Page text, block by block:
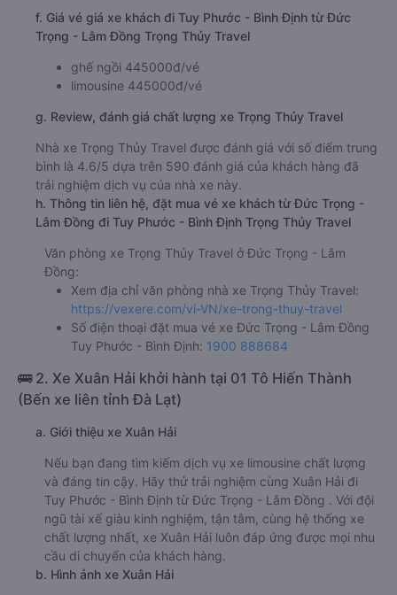
f. Giá vé giá xe khách đi Tuy Phước - Bình Định từ Đức
Trọng - Lâm Đồng Trọng Thủy Travel
ghế ngồi 445000đ/vé
limousine 445000đ/vé
g. Review, đánh giá chất lượng xe Trọng Thủy Travel
Nhà xe Trọng Thủy Travel được đánh giá với số điểm trung
bình là 4.6/5 dựa trên 590 đánh giá của khách hàng đã
trải nghiệm dịch vụ của nhà xe này.
h. Thông tin liên hệ, đặt mua vé xe khách từ Đức Trọng -
Lâm Đồng đi Tuy Phước - Bình Định Trọng Thủy Travel
Văn phòng xe Trọng Thủy Travel ở Đức Trọng - Lâm
Đồng:
Xem địa chỉ văn phòng nhà xe Trọng Thủy Travel:
https://vexere.com/vi-VN/xe-trong-thuy-travel
Số điện thoại đặt mua vé xe Đức Trọng - Lâm Đồng
Tuy Phước - Bình Định: 1900 888684
🚌 2. Xe Xuân Hải khởi hành tại 01 Tô Hiến Thành
(Bến xe liên tỉnh Đà Lạt)
a. Giới thiệu xe Xuân Hải
Nếu bạn đang tìm kiếm dịch vụ xe limousine chất lượng
và đáng tin cậy. Hãy thử trải nghiệm cùng Xuân Hải đi
Tuy Phước - Bình Định từ Đức Trọng - Lâm Đồng . Với đội
ngũ tài xế giàu kinh nghiệm, tận tâm, cùng hệ thống xe
chất lượng nhất, xe Xuân Hải luôn đáp ứng được mọi nhu
cầu di chuyển của khách hàng.
b. Hình ảnh xe Xuân Hải